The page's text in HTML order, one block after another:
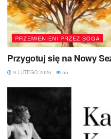
PRZEMIENIENI PRZEZ BOGA
Przygotuj się na Nowy
9 LUTEGO 2026 55